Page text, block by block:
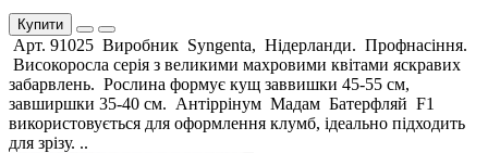
Купити
Арт. 91025 Виробник Syngenta, Нідерланди. Профнасіння.
Високоросла серія з великими махровими квітами яскравих
забарвлень. Рослина формує кущ заввишки 45-55 см,
завширшки 35-40 см. Антіррінум Мадам Батерфляй F1
використовується для оформлення клумб, ідеально підходить
для зрізу. ..